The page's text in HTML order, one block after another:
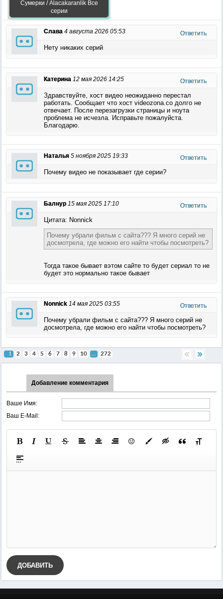
Сумерки / Alacakaranlik Все
серии
Слава 4 августа 2026 05:53 Ответить
Нету никаких серий
Катерина 12 мая 2026 14:25 Ответить
Здравствуйте, хост видео неожиданно перестал
работать. Сообщает что хост videozona.co долго не
отвечает. После перезагрузки страницы и ноута
проблема не исчезла. Исправьте пожалуйста.
Благодарю.
Наталья 5 ноября 2025 19:33 Ответить
Почему видео не показывает где серии?
Балнур 15 мая 2025 17:10 Ответить
Цитата: Nonnick
Почему убрали фильм с сайта??? Я много серий не
досмотрела, где можно его найти чтобы посмотреть?
Тогда такое бывает вэтом сайте то будет сериал то не
будет это нормально такое бывает
Nonnick 14 мая 2025 03:55 Ответить
Почему убрали фильм с сайта??? Я много серий не
досмотрела, где можно его найти чтобы посмотреть?
1 2 3 4 5 6 7 8 9 10 ... 272
Добавление комментария
Ваше Имя:
Ваш E-Mail:
ДОБАВИТЬ